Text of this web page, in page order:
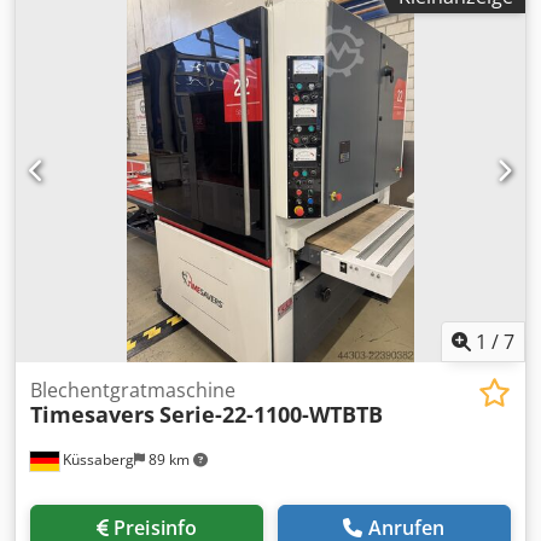
1 /7
Küssaberg 89 km
Blechentgratmaschine
TimesaversSerie-22-1100-WTBTB
Preisinfo Anrufen